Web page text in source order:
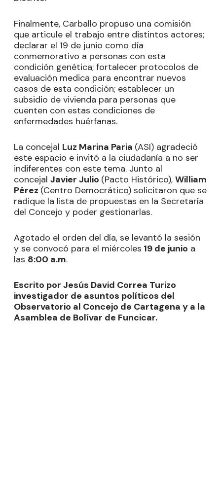
Finalmente, Carballo propuso una comisión
que articule el trabajo entre distintos actores;
declarar el 19 de junio como día
conmemorativo a personas con esta
condición genética; fortalecer protocolos de
evaluación medica para encontrar nuevos
casos de esta condición; establecer un
subsidio de vivienda para personas que
cuenten con estas condiciones de
enfermedades huérfanas.
La concejal Luz Marina Paria (ASI) agradeció
este espacio e invitó a la ciudadanía a no ser
indiferentes con este tema. Junto al
concejal Javier Julio (Pacto Histórico), William
Pérez (Centro Democrático) solicitaron que se
radique la lista de propuestas en la Secretaría
del Concejo y poder gestionarlas.
Agotado el orden del día, se levantó la sesión
y se convocó para el miércoles 19 de junio a
las 8:00 a.m.
Escrito por Jesús David Correa Turizo
investigador de asuntos políticos del
Observatorio al Concejo de Cartagena y a la
Asamblea de Bolívar de Funcicar.